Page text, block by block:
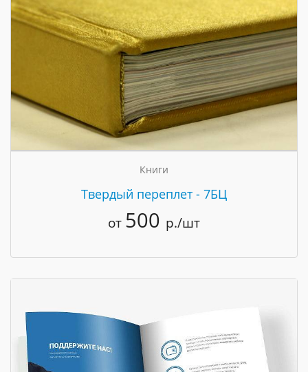
Книги
Твердый переплет - 7БЦ
от 500 р./шт